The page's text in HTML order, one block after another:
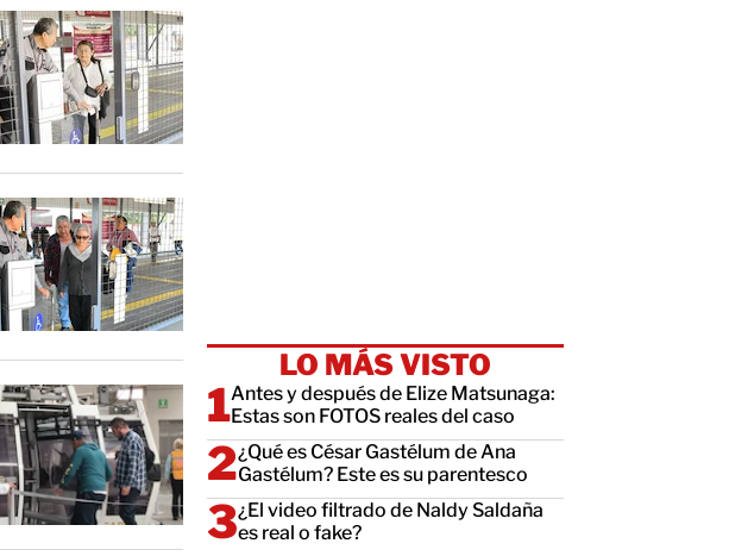
LO MÁS VISTO
Antes y después de Elize Matsunaga:
Estas son FOTOS reales del caso
¿Qué es César Gastélum de Ana
Gastélum? Este es su parentesco
¿El video filtrado de Naldy Saldaña
es real o fake?